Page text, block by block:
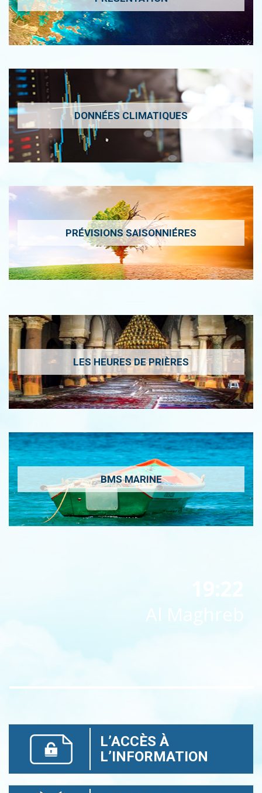
DONNÉES CLIMATIQUES
PRÉVISIONS SAISONNIÉRES
LES HEURES DE PRIÈRES
BMS MARINE
Al Maghreb
L’ACCÈS À
L’INFORMATION